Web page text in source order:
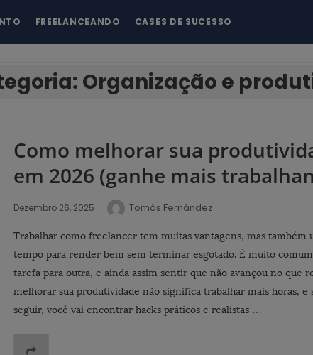
FREELANCEANDO CASES DE SUCESSO
Organização e
Como melhorar sua
em 2026 (ganhe mais
Dezembro 26, 2025 Tomás Fernández
Trabalhar como freelancer tem muitas vantagens, mas também
tempo para render bem sem terminar esgotado. É muito
tarefa para outra, e ainda assim sentir que não avançou no que
melhorar sua produtividade não significa trabalhar mais horas,
seguir, você vai encontrar hacks práticos e realistas …